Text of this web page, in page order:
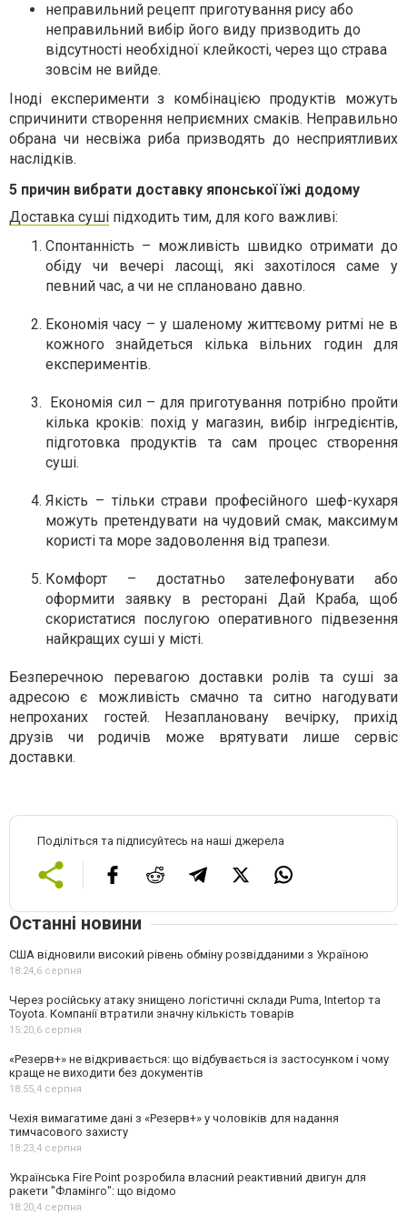
неправильний рецепт приготування рису або
неправильний вибір його виду призводить до
відсутності необхідної клейкості, через що страва
зовсім не вийде.
Іноді експерименти з комбінацією продуктів можуть
спричинити створення неприємних смаків. Неправильно
обрана чи несвіжа риба призводять до несприятливих
наслідків.
5 причин вибрати доставку японської їжі додому
Доставка суші підходить тим, для кого важливі:
Спонтанність – можливість швидко отримати до
обіду чи вечері ласощі, які захотілося саме у
певний час, а чи не сплановано давно.
Економія часу – у шаленому життєвому ритмі не в
кожного знайдеться кілька вільних годин для
експериментів.
Економія сил – для приготування потрібно пройти
кілька кроків: похід у магазин, вибір інгредієнтів,
підготовка продуктів та сам процес створення
суші.
Якість – тільки страви професійного шеф-кухаря
можуть претендувати на чудовий смак, максимум
користі та море задоволення від трапези.
Комфорт – достатньо зателефонувати або
оформити заявку в ресторані Дай Краба, щоб
скористатися послугою оперативного підвезення
найкращих суші у місті.
Безперечною перевагою доставки ролів та суші за
адресою є можливість смачно та ситно нагодувати
непроханих гостей. Незаплановану вечірку, прихід
друзів чи родичів може врятувати лише сервіс
доставки.
Поділіться та підписуйтесь на наші джерела
Останні новини
США відновили високий рівень обміну розвідданими з Україною
18:24,6 серпня
Через російську атаку знищено логістичні склади Puma, Intertop та
Toyota. Компанії втратили значну кількість товарів
15:20,6 серпня
«Резерв+» не відкривається: що відбувається із застосунком і чому
краще не виходити без документів
18:55,4 серпня
Чехія вимагатиме дані з «Резерв+» у чоловіків для надання
тимчасового захисту
18:23,4 серпня
Українська Fire Point розробила власний реактивний двигун для
ракети "Фламінго": що відомо
18:20,4 серпня